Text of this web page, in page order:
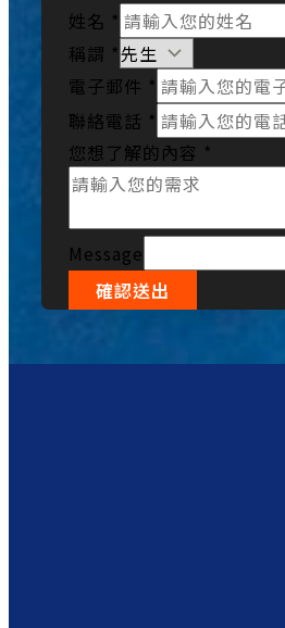
姓名 *
稱謂 *
電子郵件 *
聯絡電話 *
您想了解的內容 *
Message
確認送出